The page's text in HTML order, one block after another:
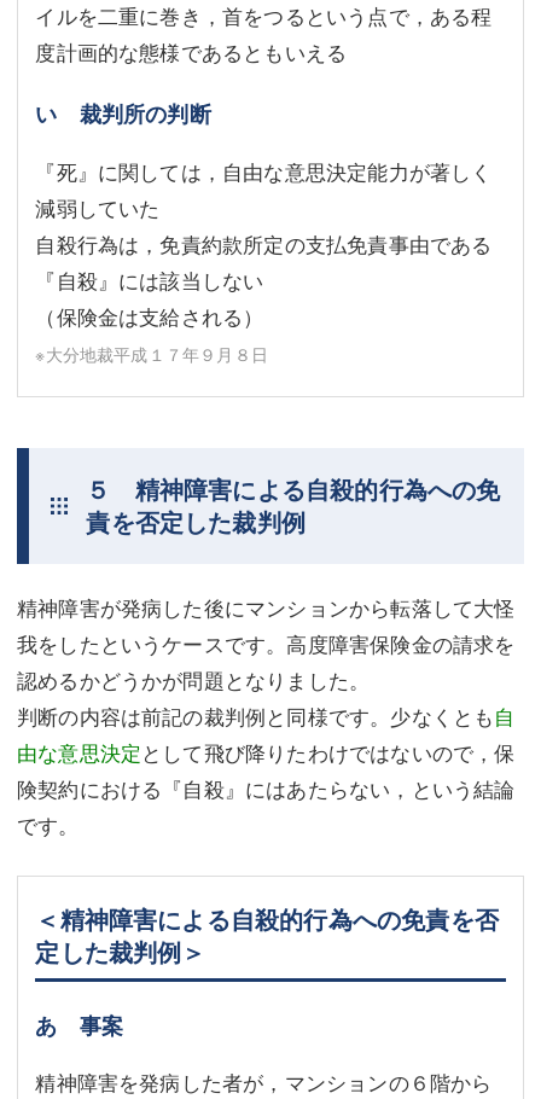
イルを二重に巻き，首をつるという点で，ある程
度計画的な態様であるともいえる
い 裁判所の判断
『死』に関しては，自由な意思決定能力が著しく
減弱していた
自殺行為は，免責約款所定の支払免責事由である
『自殺』には該当しない
（保険金は支給される）
※大分地裁平成１７年９月８日
５ 精神障害による自殺的行為への免
責を否定した裁判例
精神障害が発病した後にマンションから転落して大怪
我をしたというケースです。高度障害保険金の請求を
認めるかどうかが問題となりました。
判断の内容は前記の裁判例と同様です。少なくとも自
由な意思決定 として飛び降りたわけではないので，保
険契約における『自殺』にはあたらない，という結論
です。
＜精神障害による自殺的行為への免責を否
定した裁判例＞
あ 事案
精神障害を発病した者が，マンションの６階から